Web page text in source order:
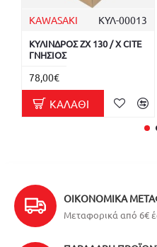
KAWASAKI ΚΥΛ-00013
ΚΥΛΙΝΔΡΟΣ ZX 130 / X CITE
ΓΝΗΣΙΟΣ
78,00€
ΚΑΛΆΘΙ
ΟΙΚΟΝΟΜΙΚΆ
Μεταφορικά από 6€